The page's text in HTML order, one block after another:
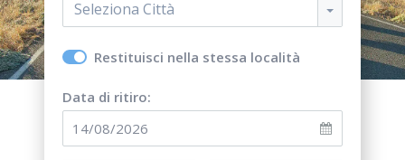
Seleziona Città
Restituisci nella stessa località
Data di ritiro: